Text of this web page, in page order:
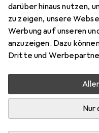
darüber hinaus nutzen,
zu zeigen, unsere
Werbung auf unseren
anzuzeigen. Dazu
Dritte und
Nur
519
Bewertungen
Mehr als 10 Stück
Benachrichtigen,
Lieferort angeben